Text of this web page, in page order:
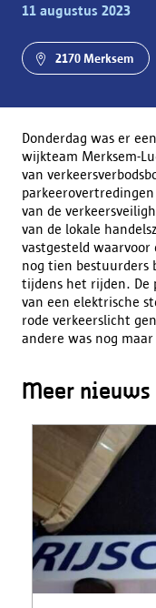
11 augustus 2023
2170 Merksem
Donderdag was er
wijkteam Merksem-
van
van de
van de lokale
vastgesteld waarvoor
nog tien bestuurders
tijdens het rijden. De
van een elektrische
rode verkeerslicht
andere was nog
Meer nieuws